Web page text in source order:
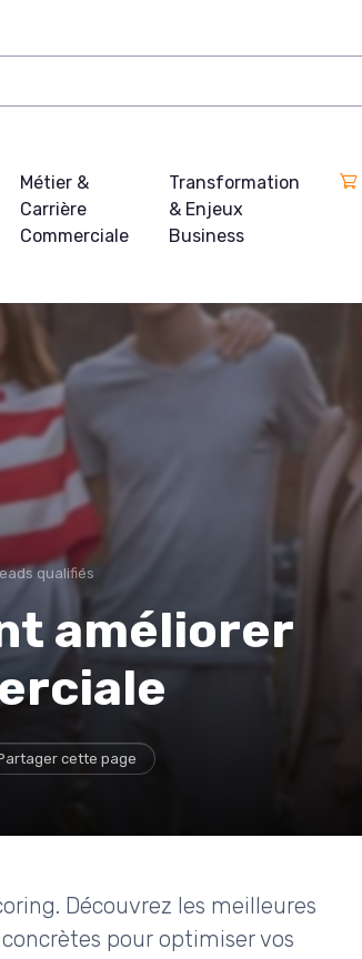
Métier &
Carrière
Commerciale
Transformation
& Enjeux
Business
qualifiés
améliorer
cette page
Découvrez les meilleures
pour optimiser vos